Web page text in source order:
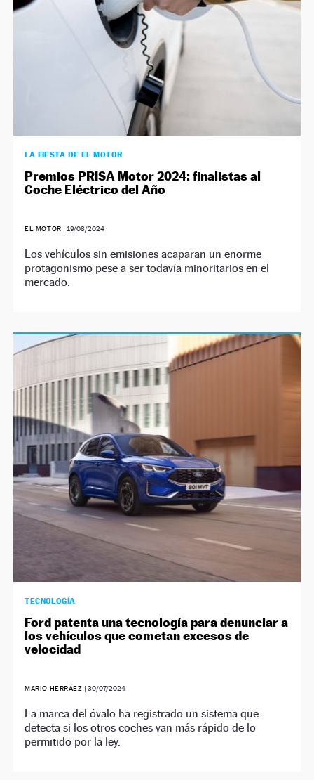
LA FIESTA DE EL MOTOR
Premios PRISA Motor 2024: finalistas al
Coche Eléctrico del Año
EL MOTOR | 19/08/2024
Los vehículos sin emisiones acaparan un enorme
protagonismo pese a ser todavía minoritarios en el
mercado.
TECNOLOGÍA
Ford patenta una tecnología para denunciar a
los vehículos que cometan excesos de
velocidad
MARIO HERRÁEZ |30/07/2024
La marca del óvalo ha registrado un sistema que
detecta si los otros coches van más rápido de lo
permitido por la ley.